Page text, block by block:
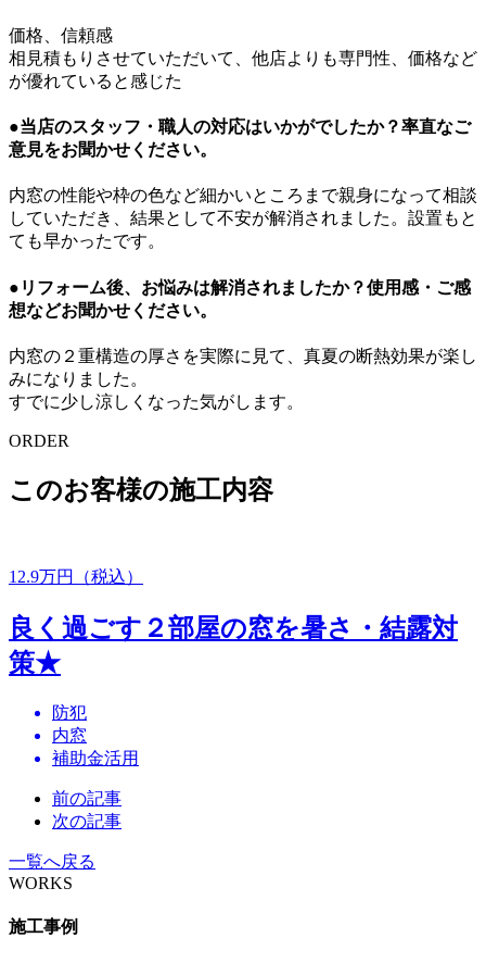
価格、信頼感
相見積もりさせていただいて、他店よりも専門性、価格など
が優れていると感じた
●当店のスタッフ・職人の対応はいかがでしたか？率直なご
意見をお聞かせください。
内窓の性能や枠の色など細かいところまで親身になって相談
していただき、結果として不安が解消されました。設置もと
ても早かったです。
●リフォーム後、お悩みは解消されましたか？使用感・ご感
想などお聞かせください。
内窓の２重構造の厚さを実際に見て、真夏の断熱効果が楽し
みになりました。
すでに少し涼しくなった気がします。
ORDER
このお客様の施工内容
12.9万円（税込）
良く過ごす２部屋の窓を暑さ・結露対
策★
防犯
内窓
補助金活用
前の記事
次の記事
一覧へ戻る
WORKS
施工事例